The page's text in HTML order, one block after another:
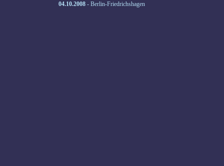
04.10.2008 - Berlin-Friedrichshagen